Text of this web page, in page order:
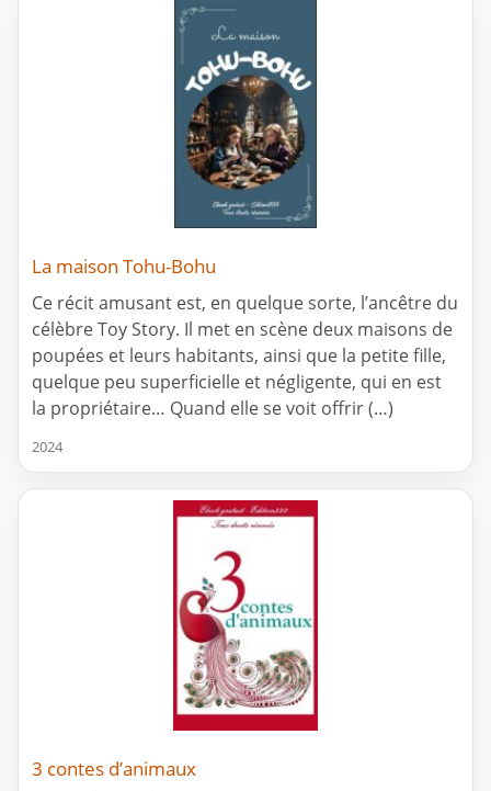
La maison Tohu-Bohu
Ce récit amusant est, en quelque sorte, l’ancêtre du
célèbre Toy Story. Il met en scène deux maisons de
poupées et leurs habitants, ainsi que la petite fille,
quelque peu superficielle et négligente, qui en est
la propriétaire… Quand elle se voit offrir (…)
2024
3 contes d’animaux